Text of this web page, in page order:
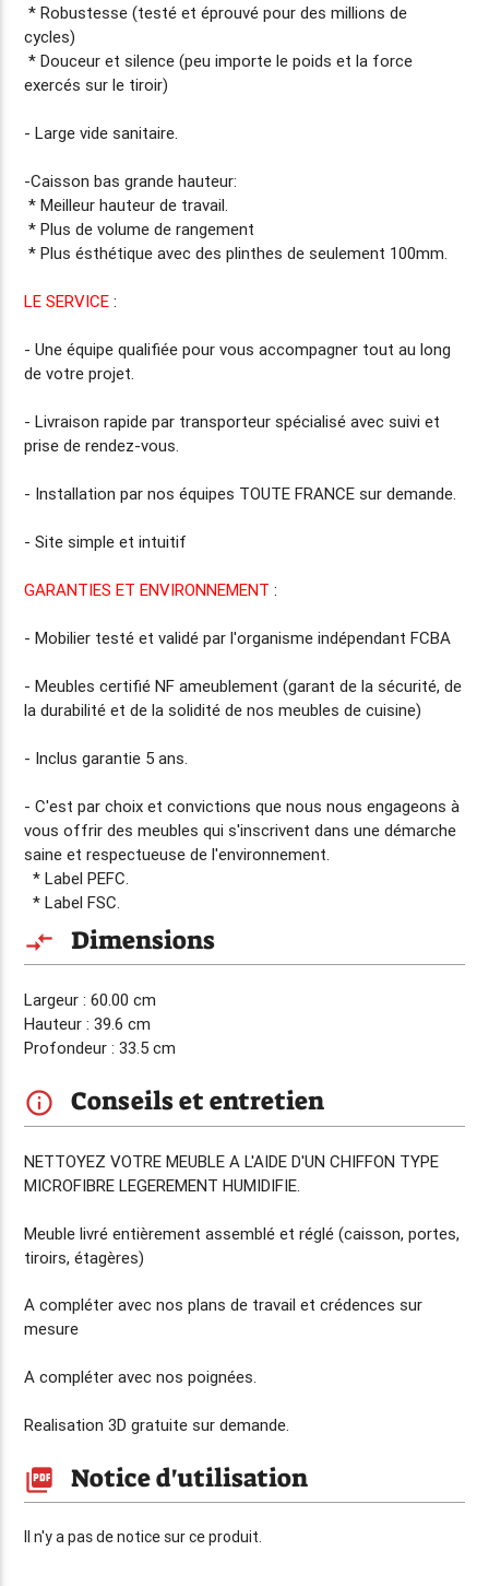
* Robustesse (testé et éprouvé pour des millions de
cycles)
* Douceur et silence (peu importe le poids et la force
exercés sur le tiroir)
- Large vide sanitaire.
-Caisson bas grande hauteur:
* Meilleur hauteur de travail.
* Plus de volume de rangement
* Plus ésthétique avec des plinthes de seulement 100mm.
LE SERVICE:
- Une équipe qualifiée pour vous accompagner tout au long
de votre projet.
-Livraison rapide par transporteur spécialisé avec suivi et
prise de rendez-vous.
- Installation par nos équipes TOUTE FRANCE sur demande.
- Site simple et intuitif
GARANTIES ET ENVIRONNEMENT:
- Mobilier testé et validé par l'organisme indépendant FCBA
- Meubles certifié NF ameublement (garant de la sécurité, de
la durabilité et de la solidité de nos meubles de cuisine)
- Inclusgarantie 5 ans
- C'est par choix et convictions que nous nous engageons à
vous offrir des meubles qui s'inscrivent dans une démarche
saine et respectueuse de l'environnement.
* Label PEFC.
* Label FSC.
compare_arrows Dimensions
Largeur : 60.00 cm
Hauteur : 39.6 cm
Profondeur : 33.5 cm
info_outline Conseils et entretien
NETTOYEZ VOTRE MEUBLE A L'AIDE D'UN CHIFFON TYPE
MICROFIBRE LEGEREMENT HUMIDIFIE.
Meuble livré entièrement assemblé et réglé (caisson, portes,
tiroirs, étagères)
A compléter avec nos plans de travail et crédences sur
mesure
A compléter avec nos poignées.
Realisation 3D gratuite sur demande.
picture_as_pdf Notice d'utilisation
Il n'y a pas de notice sur ce produit.